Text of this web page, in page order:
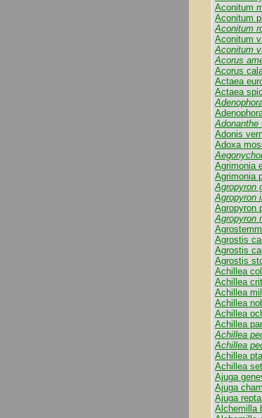
Aconitum
Aconitum
Aconitum
Aconitum
Aconitum
Acorus
Acorus
Actaea
Actaea
Adonanthe
Adonis
Adoxa
Agrimonia
Agrimonia
Agropyron
Agropyron
Agropyron
Agropyron
Agrostis
Agrostis
Agrostis
Achillea
Achillea
Achillea
Achillea
Achillea
Achillea
Achillea
Achillea
Achillea
Achillea
Ajuga
Ajuga
Ajuga
Alchemilla